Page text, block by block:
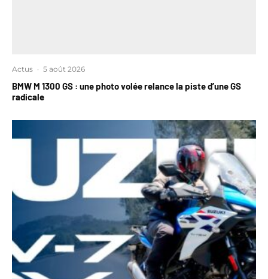
Actus · 5 août 2026
BMW M 1300 GS : une photo volée relance la piste d’une GS
radicale